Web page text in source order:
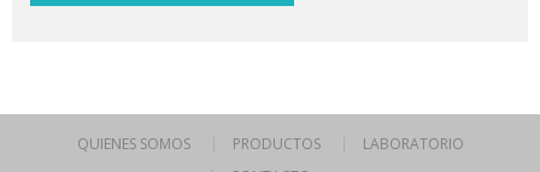
QUIENES SOMOS PRODUCTOS
LABORATORIO